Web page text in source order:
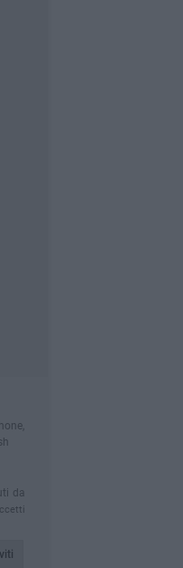
da